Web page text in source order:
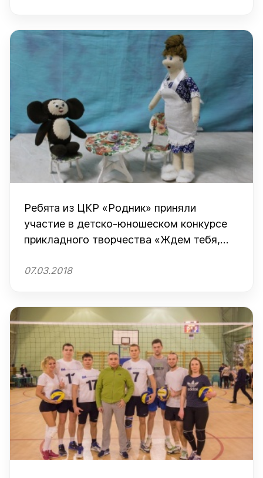
Ребята из ЦКР «Родник» приняли
участие в детско-юношеском конкурсе
прикладного творчества «Ждем тебя,
07.03.2018